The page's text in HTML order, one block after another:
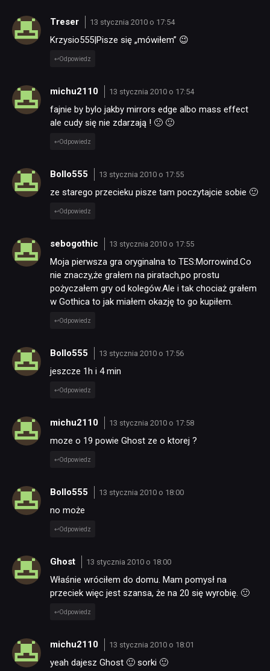
Treser 13 stycznia 2010 o 17:54
Krzysio555|Pisze się „mówiłem” 😉
Odpowiedz
michu2110 13 stycznia 2010 o 17:54
fajnie by bylo jakby mirrors edge albo mass effect
ale cudy się nie zdarzają ! 🙁 🙂
Odpowiedz
Bollo555 13 stycznia 2010 o 17:55
ze starego przecieku pisze tam poczytajcie sobie 🙂
Odpowiedz
sebogothic 13 stycznia 2010 o 17:55
Moja pierwsza gra oryginalna to TES:Morrowind.Co
nie znaczy,że grałem na piratach,po prostu
pożyczałem gry od kolegów.Ale i tak chociaż grałem
w Gothica to jak miałem okazję to go kupiłem.
Odpowiedz
Bollo555 13 stycznia 2010 o 17:56
jeszcze 1h i 4 min
Odpowiedz
michu2110 13 stycznia 2010 o 17:58
moze o 19 powie Ghost ze o ktorej ?
Odpowiedz
Bollo555 13 stycznia 2010 o 18:00
no może
Odpowiedz
Ghost 13 stycznia 2010 o 18:00
Właśnie wróciłem do domu. Mam pomysł na
przeciek więc jest szansa, że na 20 się wyrobię. 🙂
Odpowiedz
michu2110 13 stycznia 2010 o 18:01
yeah dajesz Ghost 🙂 sorki 🙂